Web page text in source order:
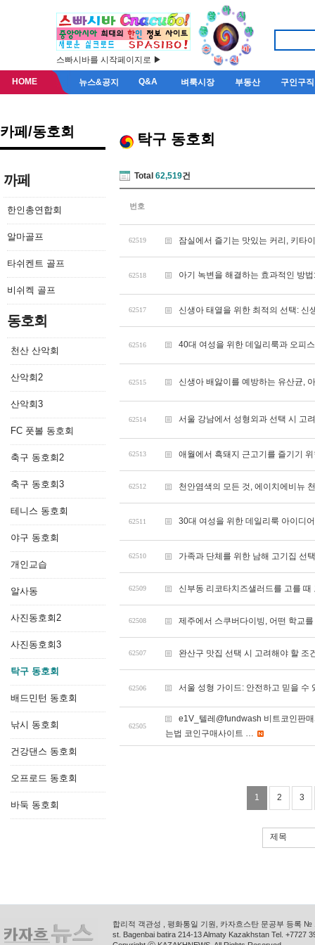
스빠시바를 시작페이지로 ▶
HOME 뉴스&공지 Q&A 벼룩시장 부동산 구인구직
카페/동호회
까페
한인총연합회
알마골프
타쉬켄트 골프
비쉬켁 골프
동호회
천산 산악회
산악회2
산악회3
FC 풋볼 동호회
축구 동호회2
축구 동호회3
테니스 동호회
야구 동호회
개인교습
알사동
사진동호회2
사진동호회3
탁구 동호회
배드민턴 동호회
낚시 동호회
건강댄스 동호회
오프로드 동호회
바둑 동호회
탁구 동호회
Total 62,519건
번호
62519 잠실에서 즐기는 맛있는 커리, 키타
62518 아기 녹변을 해결하는 효과적인 방
62517 신생아 태열을 위한 최적의 선택: 신
62516 40대 여성을 위한 데일리룩과 오피
62515 신생아 배앓이를 예방하는 유산균,
62514 서울 강남에서 성형외과 선택 시 고
62513 애월에서 흑돼지 근고기를 즐기기
62512 천안염색의 모든 것, 에이치에비뉴
62511 30대 여성을 위한 데일리룩 아이디
62510 가족과 단체를 위한 남해 고기집 선
62509 신부동 리코타치즈샐러드를 고를 때
62508 제주에서 스쿠버다이빙, 어떤 학교
62507 완산구 맛집 선택 시 고려해야 할 조
62506 서울 성형 가이드: 안전하고 믿을 수
62505
e1V_텔레@fundwash 비트코인판
는법 코인구매사이트 …
1 2 3
제목
합리적 객관성 , 평화통일 기원, 카자흐스탄 문공부 등록
st. Bagenbai batira 214-13 Almaty Kazakhstan Tel. +7727